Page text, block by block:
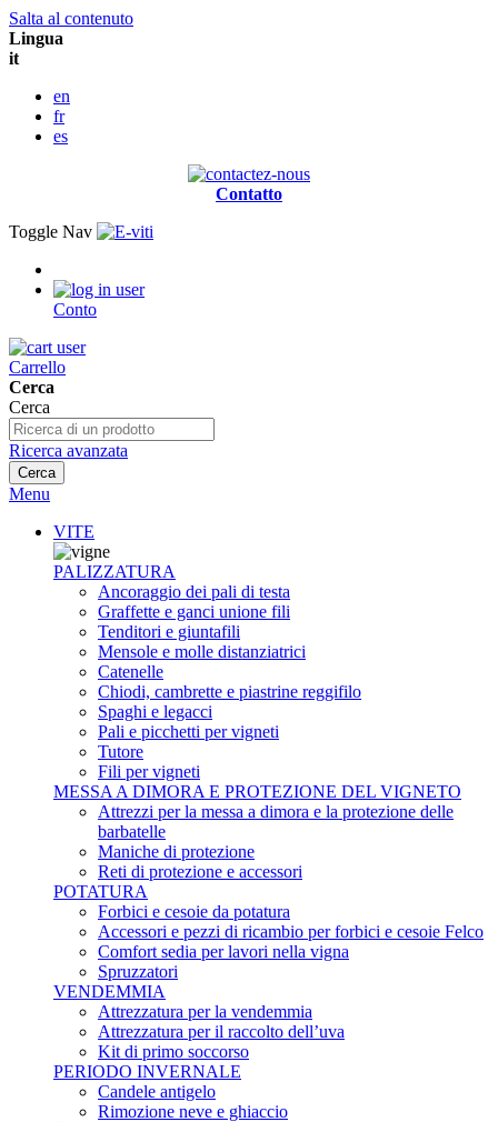
Salta al contenuto
Lingua
it
en
fr
es
Contatto
Toggle Nav
Conto
Carrello
Cerca
Cerca
Ricerca avanzata
Cerca
Menu
VITE
PALIZZATURA
Ancoraggio dei pali di testa
Graffette e ganci unione fili
Tenditori e giuntafili
Mensole e molle distanziatrici
Catenelle
Chiodi, cambrette e piastrine reggifilo
Spaghi e legacci
Pali e picchetti per vigneti
Tutore
Fili per vigneti
MESSA A DIMORA E PROTEZIONE DEL VIGNETO
Attrezzi per la messa a dimora e la protezione delle
barbatelle
Maniche di protezione
Reti di protezione e accessori
POTATURA
Forbici e cesoie da potatura
Accessori e pezzi di ricambio per forbici e cesoie Felco
Comfort sedia per lavori nella vigna
Spruzzatori
VENDEMMIA
Attrezzatura per la vendemmia
Attrezzatura per il raccolto dell’uva
Kit di primo soccorso
PERIODO INVERNALE
Candele antigelo
Rimozione neve e ghiaccio